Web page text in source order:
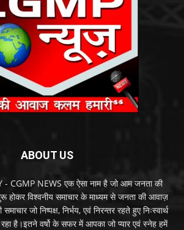
ABOUT US
- CGMP NEWS एक ऐसा नाम है जो आम जनता की
विश्वनीय समाचार के माध्यम से जनता की आवाज़
जो निष्पक्ष, निर्भय, एवं निरन्तर रहते हुए निःस्वार्थ
है।इतने वर्षो के सफर में आपका जो प्यार एवं स्नेह हमें